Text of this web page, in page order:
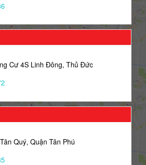
Cư 4S Linh Đông, Thủ Đức
Quý, Quận Tân Phú